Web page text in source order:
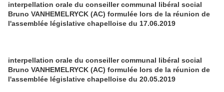
interpellation orale du conseiller communal libéral social
Bruno VANHEMELRYCK (AC) formulée lors de la réunion de
l'assemblée législative chapelloise du 17.06.2019
interpellation orale du conseiller communal libéral social
Bruno VANHEMELRYCK (AC) formulée lors de la réunion de
l'assemblée législative chapelloise du 20.05.2019